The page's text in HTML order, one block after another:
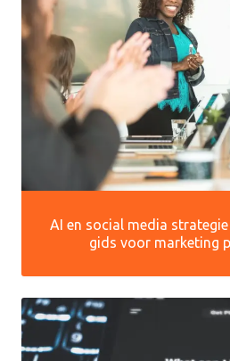
AI en social media
gids voor marketing